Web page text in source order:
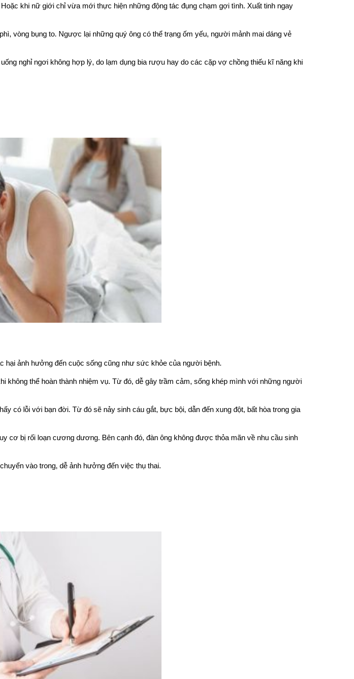
khi nữ giới chỉ vừa mới thực hiện những động tác đụng chạm gợi tình. Xuất tinh ngay
vòng bụng to. Ngược lại những quý ông có thể trạng ốm yếu, người mảnh mai dáng vẻ
nghỉ ngơi không hợp lý, do lạm dụng bia rượu hay do các cặp vợ chồng thiếu kĩ năng khi
hại ảnh hưởng đến cuộc sống cũng như sức khỏe của người bệnh.
thể hoàn thành nhiệm vụ. Từ đó, dễ gây trầm cảm, sống khép mình với những người
có lỗi với bạn đời. Từ đó sẽ nảy sinh cáu gắt, bực bội, dẫn đến xung đột, bất hòa trong gia
cơ bị rối loạn cương dương. Bên cạnh đó, đàn ông không được thỏa mãn về nhu cầu sinh
vào trong, dễ ảnh hưởng đến việc thụ thai.